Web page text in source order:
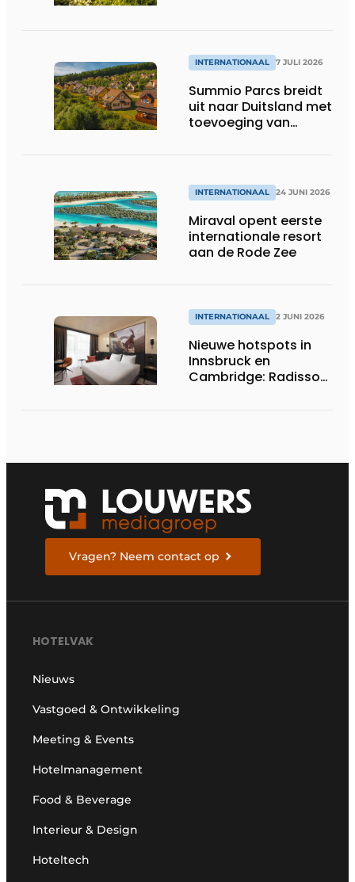
INTERNATIONAAL 7 JULI 2026
Summio Parcs breidt
uit naar Duitsland met
toevoeging van
INTERNATIONAAL 24 JUNI 2026
Miraval opent eerste
internationale resort
aan de Rode Zee
INTERNATIONAAL 2 JUNI 2026
Nieuwe hotspots in
Innsbruck en
Cambridge: Radisson
Vragen? Neem contact op
HOTELVAK
Nieuws
Vastgoed & Ontwikkeling
Meeting & Events
Hotelmanagement
Food & Beverage
Interieur & Design
Hoteltech